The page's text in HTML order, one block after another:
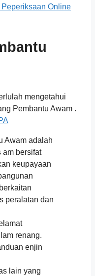
Online
mengetahui
Pembantu Awam .
Awam adalah
am bersifat
keupayaan
peralatan dan
renang.
enjin
lain yang